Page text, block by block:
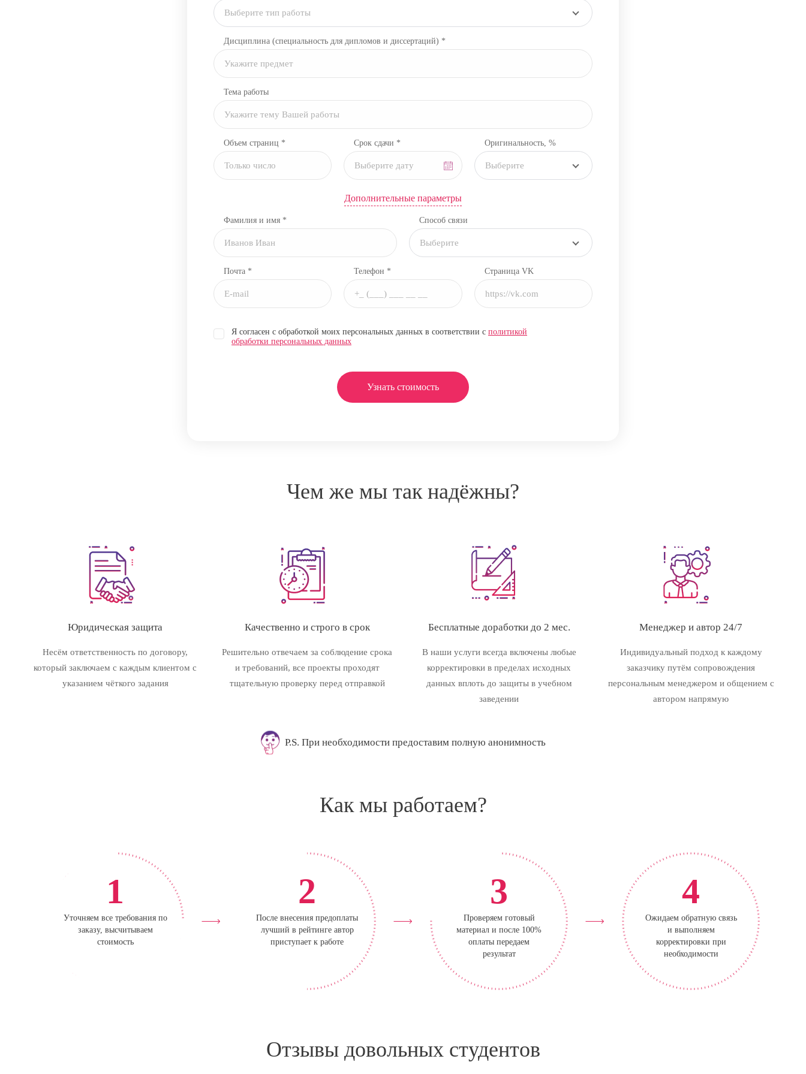
Выберите тип работы
Дисциплина (специальность для дипломов и диссертаций) *
Тема работы
Объем страниц * Срок сдачи * Оригинальность, %
Выберите
Дополнительные параметры
Фамилия и имя * Способ связи
Выберите
Почта * Телефон * Страница VK
Я согласен с обработкой моих персональных данных в соответствии с политикой
обработки персональных данных
Узнать стоимость
Чем же мы так надёжны?
Юридическая защита
Несём ответственность по договору,
который заключаем с каждым клиентом с
указанием чёткого задания
Качественно и строго в срок
Решительно отвечаем за соблюдение срока
и требований, все проекты проходят
тщательную проверку перед отправкой
Бесплатные доработки до 2 мес.
В наши услуги всегда включены любые
корректировки в пределах исходных
данных вплоть до защиты в учебном
заведении
Менеджер и автор 24/7
Индивидуальный подход к каждому
заказчику путём сопровождения
персональным менеджером и общением с
автором напрямую
P.S. При необходимости предоставим полную анонимность
Как мы работаем?
1
Уточняем все требования по
заказу, высчитываем
стоимость
2
После внесения предоплаты
лучший в рейтинге автор
приступает к работе
3
Проверяем готовый
материал и после 100%
оплаты передаем
результат
4
Ожидаем обратную связь
и выполняем
корректировки при
необходимости
Отзывы довольных студентов